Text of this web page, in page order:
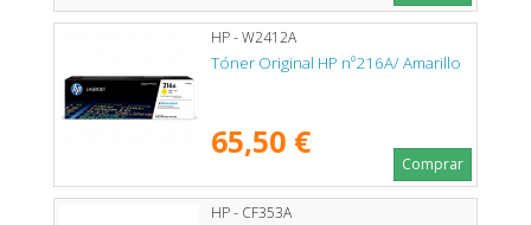
HP - W2412A
Tóner Original HP nº216A/ Amarillo
65,50 €
Comprar
HP - CF353A